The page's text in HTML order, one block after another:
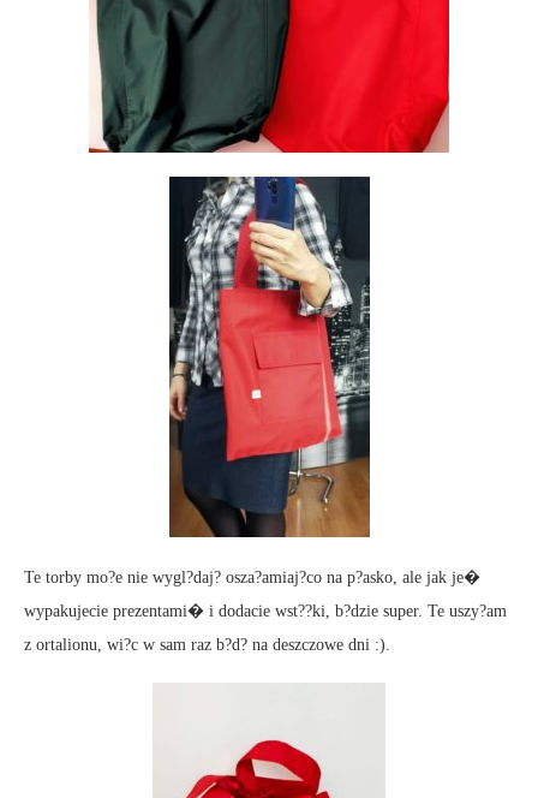
Te torby mo?e nie wygl?daj? osza?amiaj?co na p?asko, ale jak je�
wypakujecie prezentami� i dodacie wst??ki, b?dzie super. Te uszy?am
z ortalionu, wi?c w sam raz b?d? na deszczowe dni :).